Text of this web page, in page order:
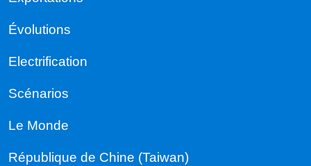
Évolutions
Electrification
Scénarios
Le Monde
République de Chine (Taiwan)